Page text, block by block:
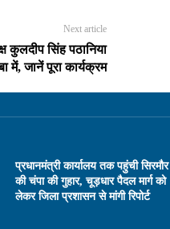
Next article
कुलदीप सिंह पठानिया
जानें पूरा कार्यक्रम
प्रधानमंत्री कार्यालय तक पहुंची सिरमौर
की चंपा की गुहार, चूड़धार पैदल मार्ग को
लेकर जिला प्रशासन से मांगी रिपोर्ट